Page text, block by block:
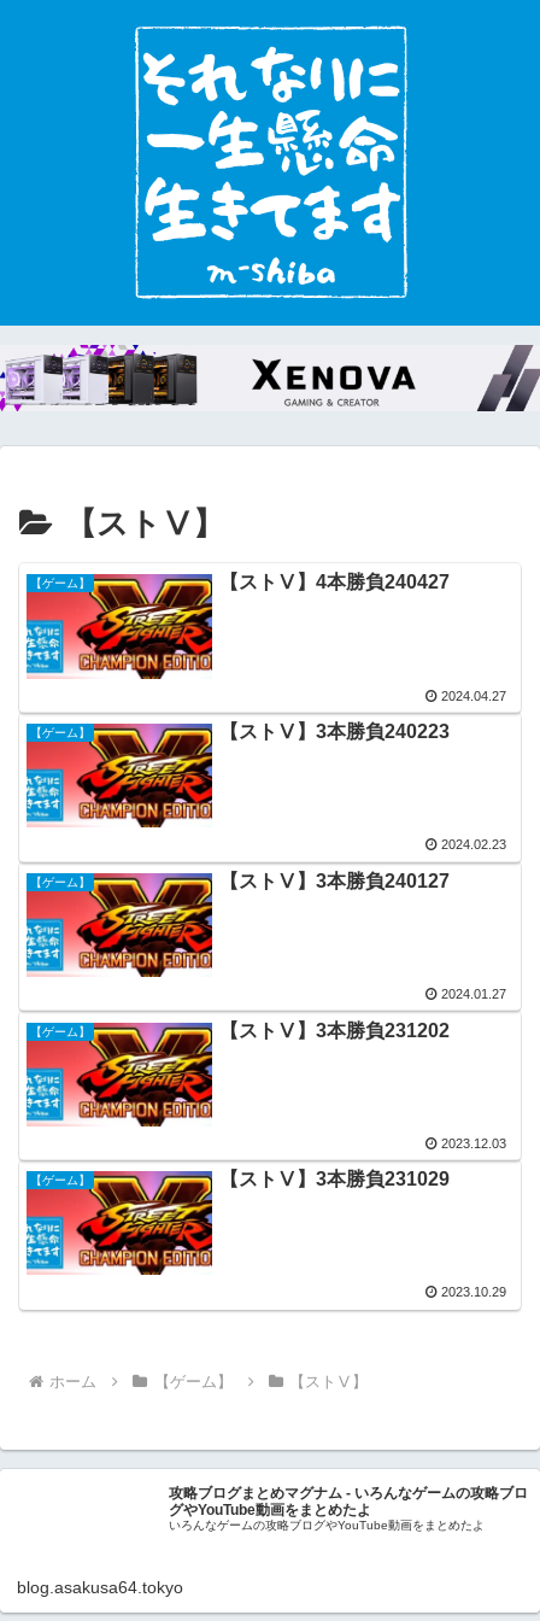
【ストⅤ】
【ゲーム】 【ストⅤ】4本勝負240427
2024.04.27
【ゲーム】 【ストⅤ】3本勝負240223
2024.02.23
【ゲーム】 【ストⅤ】3本勝負240127
2024.01.27
【ゲーム】 【ストⅤ】3本勝負231202
2023.12.03
【ゲーム】 【ストⅤ】3本勝負231029
2023.10.29
ホーム 【ゲーム】 【ストⅤ】
攻略ブログまとめマグナム - いろんなゲームの攻略ブロ
グやYouTube動画をまとめたよ
いろんなゲームの攻略ブログやYouTube動画をまとめたよ
blog.asakusa64.tokyo